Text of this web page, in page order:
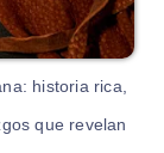
historia rica,
que revelan